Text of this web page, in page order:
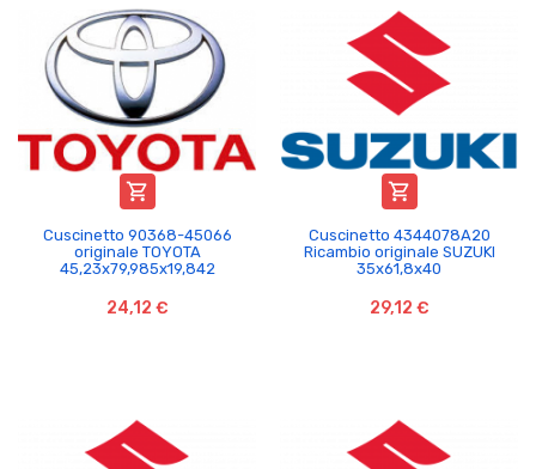

Cuscinetto 90368-45066
originale TOYOTA
45,23x79,985x19,842
24,12 €

Cuscinetto 4344078A20
Ricambio originale SUZUKI
35x61,8x40
29,12 €